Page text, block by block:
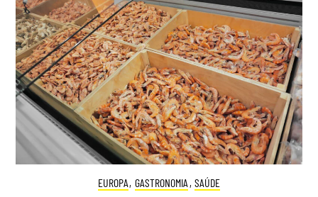
EUROPA, GASTRONOMIA , SAÚDE